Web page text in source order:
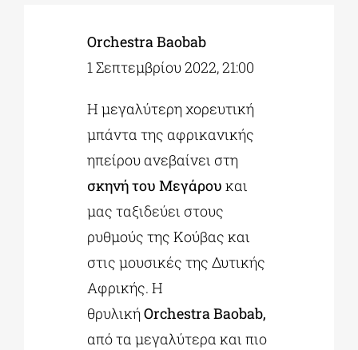
ΕΚΠΑΙΔΕΥΤΙΚΑ ΙΔΡΥΜΑΤΑ
ΠΟΛΙΤΙΣΤΙΚΟΙ ΦΟΡΕΙΣ
OrchestraBaobab
1Σεπτεμβρίου 2022, 21:00
Η μεγαλύτερη χορευτική
μπάντα της αφρικανικής
ηπείρου ανεβαίνει στη
σκηνή του Μεγάρου και
μας ταξιδεύει στους
ρυθμούς της Κούβας και
στις μουσικές της Δυτικής
Αφρικής. Η
θρυλικήOrchestraBaobab,
από τα μεγαλύτερα και πιο